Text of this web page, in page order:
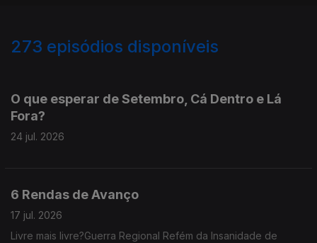
273 episódios disponíveis
O que esperar de Setembro, Cá Dentro e Lá
Fora?
24 jul. 2026
6 Rendas de Avanço
17 jul. 2026
Livre mais livre?Guerra Regional Refém da Insanidade de